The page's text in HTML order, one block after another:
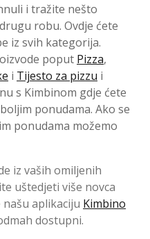
i tražite nešto
robu. Ovdje ćete
iz svih kategorija.
poput Pizza,
i Tijesto za pizzu i
s Kimbinom gdje ćete
ponudama. Ako se
ponudama možemo
iz vaših omiljenih
uštedjeti više novca
aplikaciju Kimbino
dostupni.